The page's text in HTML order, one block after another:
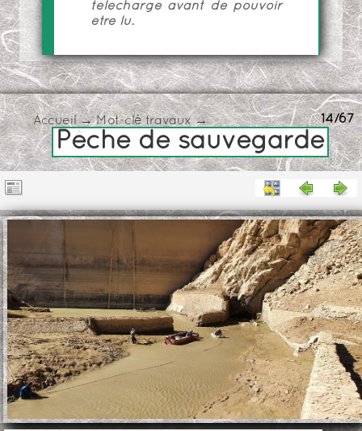
téléchargé avant de pouvoir
être lu.
14/67
Accueil→Mot-clé travaux →
Pêche de sauvegarde